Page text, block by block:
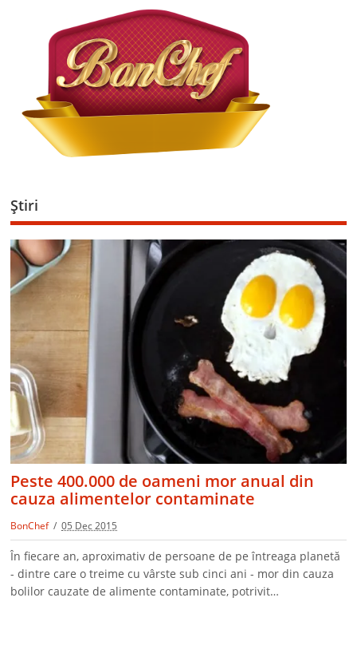
Ştiri
Peste 400.000 de oameni mor anual din
cauza alimentelor contaminate
BonChef 05 Dec 2015
În fiecare an, aproximativ de persoane de pe întreaga planetă
- dintre care o treime cu vârste sub cinci ani - mor din cauza
bolilor cauzate de alimente contaminate, potrivit…